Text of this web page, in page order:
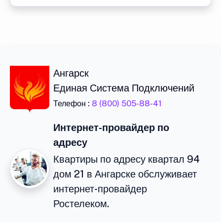
Ангарск
Единая Система Подключений
Телефон : 8 (800) 505-88-41
Интернет-провайдер по
адресу
Квартиры по адресу квартал 94
дом 21 в Ангарске обслуживает
интернет-провайдер
Ростелеком.